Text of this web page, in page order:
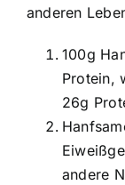
anderen
100g
Protein,
26g
andere